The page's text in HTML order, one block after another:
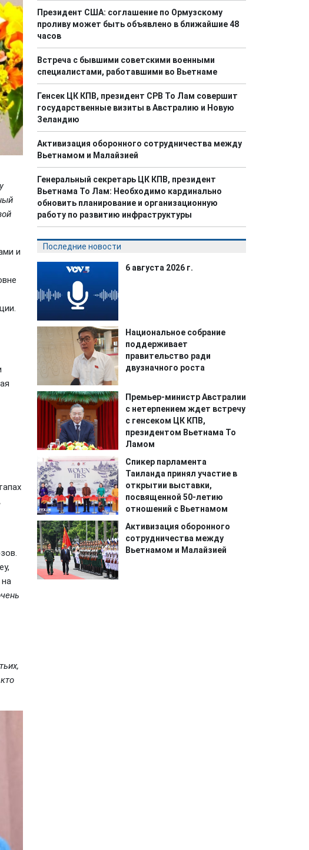
и
Президент США: соглашение по Ормузскому
проливу может быть объявлено в ближайшие 48
часов
Встреча с бывшими советскими военными
специалистами, работавшими во Вьетнаме
Генсек ЦК КПВ, президент СРВ То Лам совершит
государственные визиты в Австралию и Новую
Зеландию
Активизация оборонного сотрудничества между
Вьетнамом и Малайзией
Генеральный секретарь ЦК КПВ, президент
Вьетнама То Лам: Необходимо кардинально
обновить планирование и организационную
работу по развитию инфраструктуры
Последние новости
6 августа 2026 г.
Национальное собрание
поддерживает
правительство ради
двузначного роста
Премьер-министр Австралии
с нетерпением ждет встречу
с генсеком ЦК КПВ,
президентом Вьетнама То
Ламом
Спикер парламента
Таиланда принял участие в
открытии выставки,
посвященной 50-летию
отношений с Вьетнамом
Активизация оборонного
сотрудничества между
Вьетнамом и Малайзией